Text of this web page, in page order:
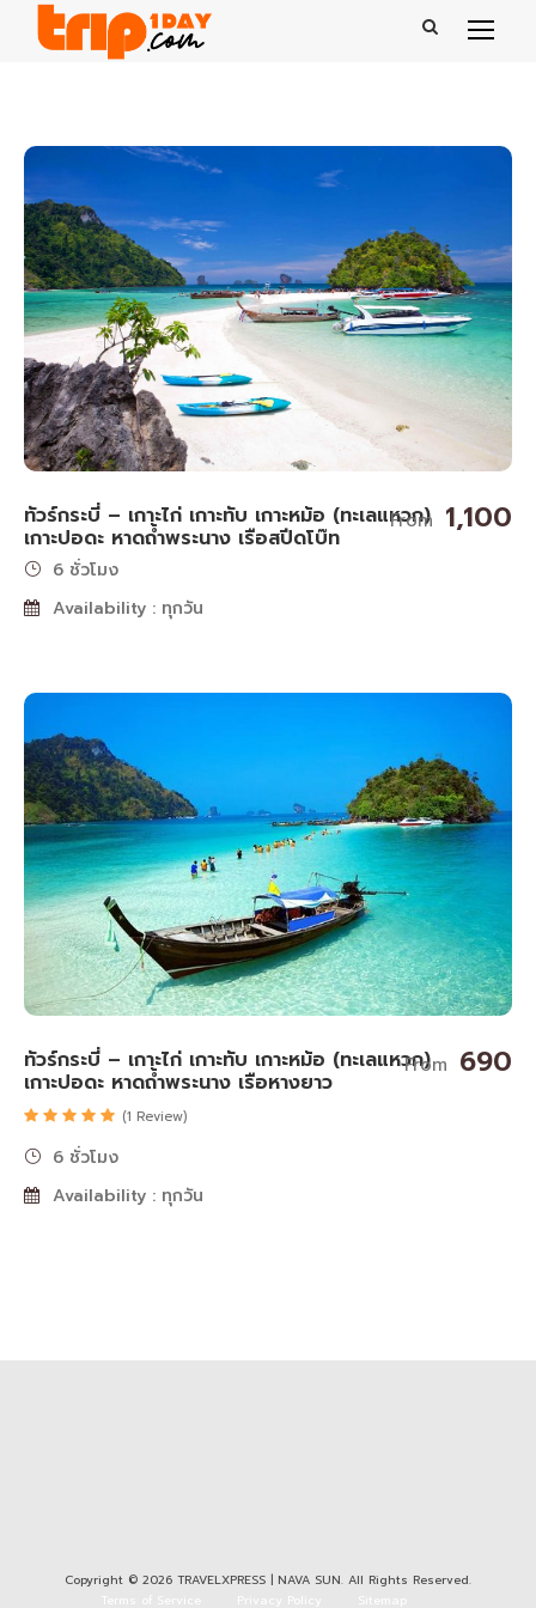
ทัวร์กระบี่ – เกาะไก่ เกาะทับ เกาะหม้อ (ทะเลแหวก)
เกาะปอดะ หาดถ้ำพระนาง เรือสปีดโบ๊ท
From 1,100
6 ชั่วโมง
Availability : ทุกวัน
ทัวร์กระบี่ – เกาะไก่ เกาะทับ เกาะหม้อ (ทะเลแหวก)
เกาะปอดะ หาดถ้ำพระนาง เรือหางยาว
From 690
6 ชั่วโมง
Availability : ทุกวัน
(1 Review)
Copyright © 2026 TRAVELXPRESS | NAVA SUN. All Rights Reserved.